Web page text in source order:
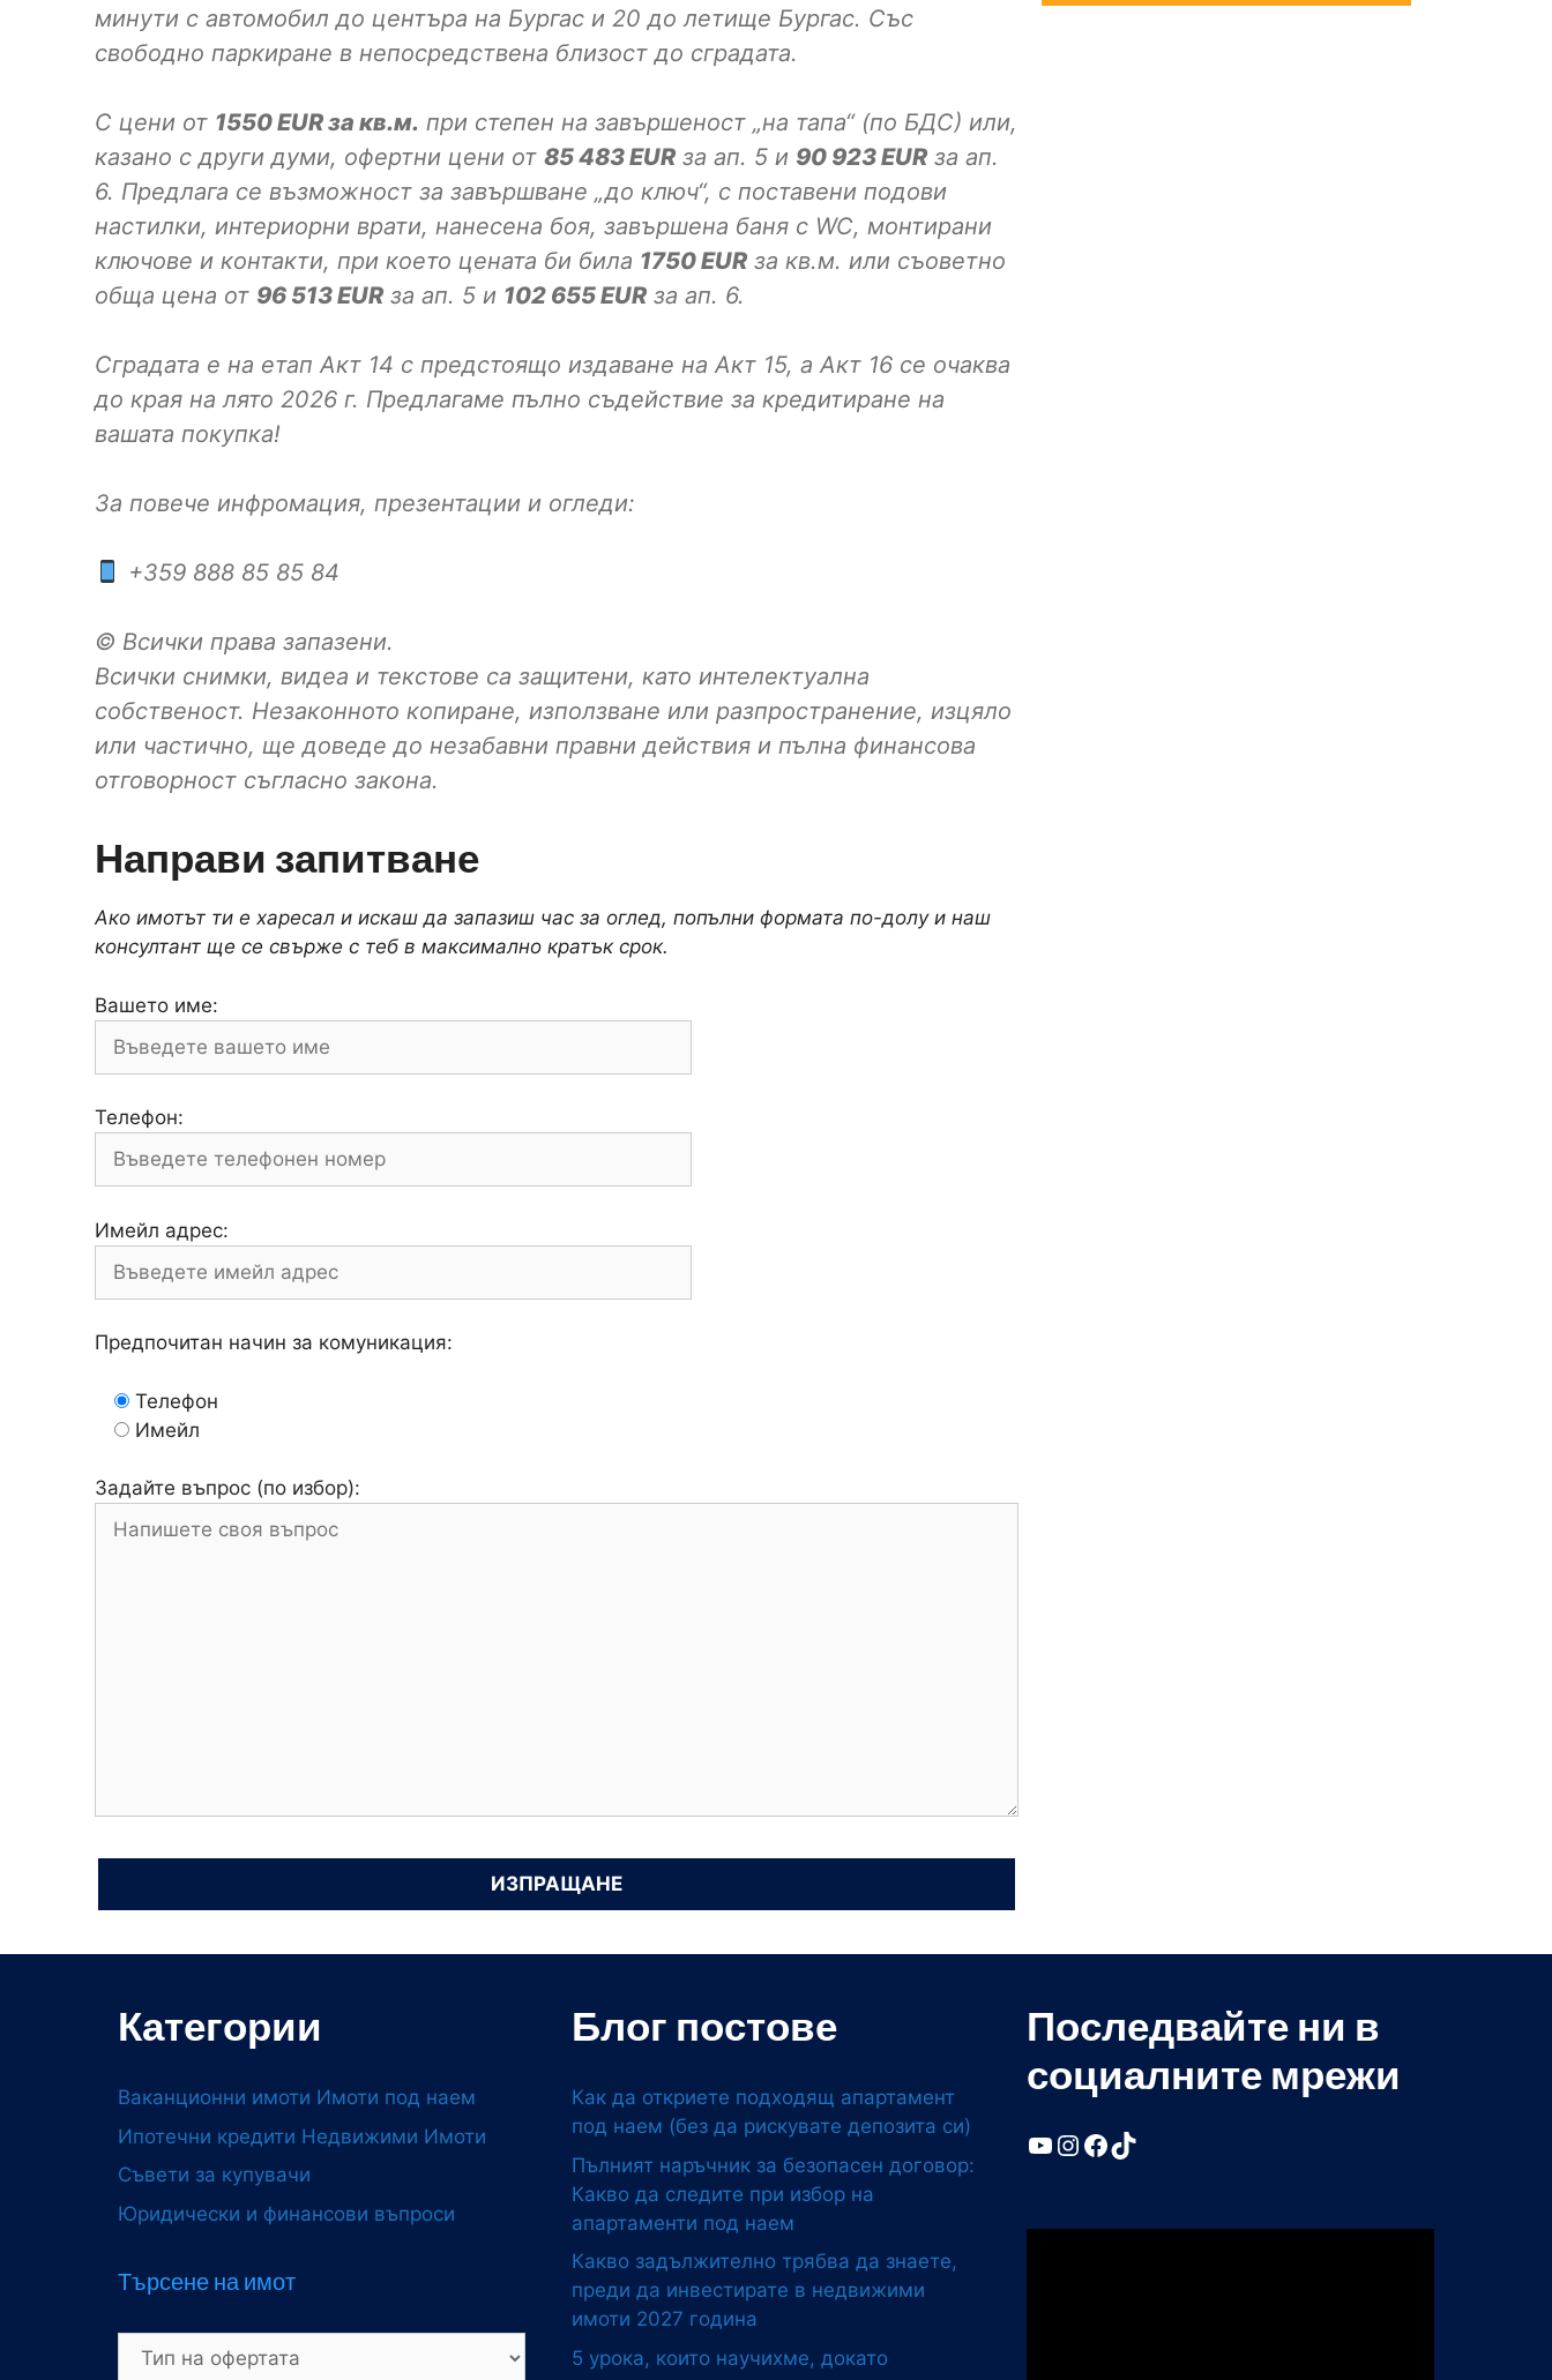
минути с автомобил до центъра на Бургас и 20 до летище Бургас. Със
свободно паркиране в непосредствена близост до сградата.
С цени от 1550EUR за кв.м. при степен на завършеност „на тапа“ (по БДС) или,
казано с други думи, офертни цени от 85 483EUR за ап. 5 и 90 923EUR за ап.
6. Предлага се възможност за завършване „до ключ“, с поставени подови
настилки, интериорни врати, нанесена боя, завършена баня с WC, монтирани
ключове и контакти, при което цената би била 1750EUR за кв.м. или съоветно
обща цена от 96 513EUR за ап. 5 и 102 655EUR за ап. 6.
Сградата е на етап Акт 14 с предстоящо издаване на Акт 15, а Акт 16 се очаква
до края на лято 2026 г. Предлагаме пълно съдействие за кредитиране на
вашата покупка!
За повече инфромация, презентации и огледи:
+359 888 85 85 84
© Всички права запазени.
Всички снимки, видеа и текстове са защитени, като интелектуална
собственост. Незаконното копиране, използване или разпространение, изцяло
или частично, ще доведе до незабавни правни действия и пълна финансова
отговорност съгласно закона.
Направи запитване
Ако имотът ти е харесал и искаш да запазиш час за оглед, попълни формата по-долу и наш
консултант ще се свърже с теб в максимално кратък срок.
Вашето име:
Телефон:
Имейл адрес:
Предпочитан начин за комуникация:
Телефон
Имейл
Задайте въпрос (по избор):
Категории
Ваканционни имоти Имоти под наем
Ипотечни кредити Недвижими Имоти
Съвети за купувачи
Юридически и финансови въпроси
Търсене на имот
Блог постове
Как да откриете подходящ апартамент
под наем (без да рискувате депозита си)
Пълният наръчник за безопасен договор:
Какво да следите при избор на
апартаменти под наем
Какво задължително трябва да знаете,
преди да инвестирате в недвижими
имоти 2027 година
5 урока, които научихме, докато
Последвайте ни в
социалните мрежи
YouTube
Instagram
Facebook
TikTok